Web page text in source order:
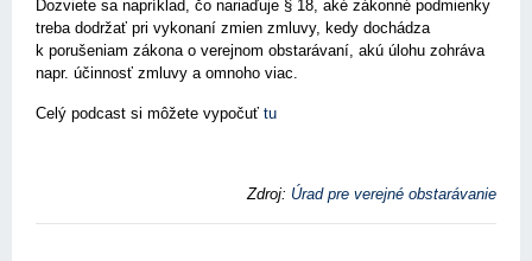
Dozviete sa napríklad, čo nariaďuje § 18, aké zákonné podmienky
treba dodržať pri vykonaní zmien zmluvy, kedy dochádza
k porušeniam zákona o verejnom obstarávaní, akú úlohu zohráva
napr. účinnosť zmluvy a omnoho viac.
Celý podcast si môžete vypočuť tu
Zdroj: Úrad pre verejné obstarávanie